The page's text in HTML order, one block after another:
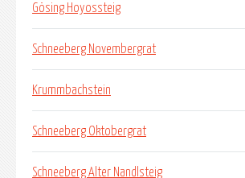
Gösing Hoyossteig
Schneeberg Novembergrat
Krummbachstein
Schneeberg Oktobergrat
Schneeberg Alter Nandlsteig